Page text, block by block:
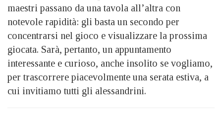
maestri passano da una tavola all’altra con
notevole rapidità: gli basta un secondo per
concentrarsi nel gioco e visualizzare la prossima
giocata. Sarà, pertanto, un appuntamento
interessante e curioso, anche insolito se vogliamo,
per trascorrere piacevolmente una serata estiva, a
cui invitiamo tutti gli alessandrini.